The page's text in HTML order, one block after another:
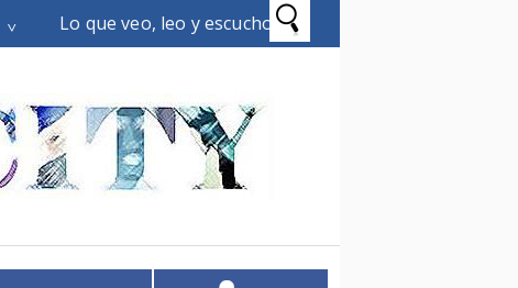
Lo que veo, leo y escucho